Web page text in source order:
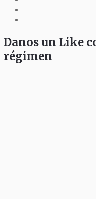
Danos un Like
régimen